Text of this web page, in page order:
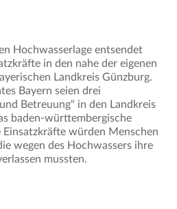
Hochwasserlage entsendet
in den nahe der eigenen
Landkreis Günzburg.
Bayern seien drei
Betreuung" in den Landkreis
baden-württembergische
würden Menschen
wegen des Hochwassers ihre
mussten.